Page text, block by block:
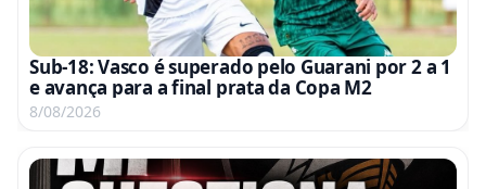
Sub-18: Vasco é superado pelo Guarani por 2 a 1
e avança para a final prata da Copa M2
8/08/2026